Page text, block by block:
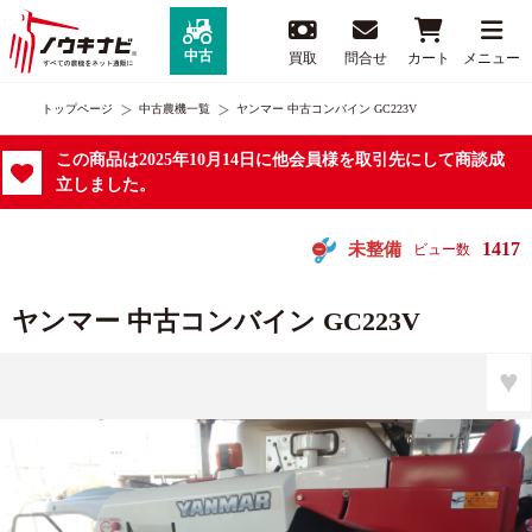
中古 買取 問合せ カート メニュー
トップページ 中古農機一覧 ヤンマー 中古コンバイン GC223V
この商品は2025年10月14日に他会員様を取引先にして商談成
立しました。
未整備 ビュー数 1417
ヤンマー 中古コンバイン GC223V
♥